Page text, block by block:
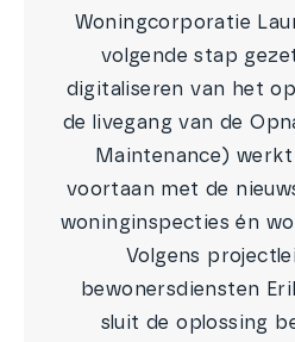
Woningcorporatie
volgende stap
digitaliseren van het
de livegang van de
Maintenance)
voortaan met de
woninginspecties én
Volgens
bewonersdiensten
sluit de oplossing